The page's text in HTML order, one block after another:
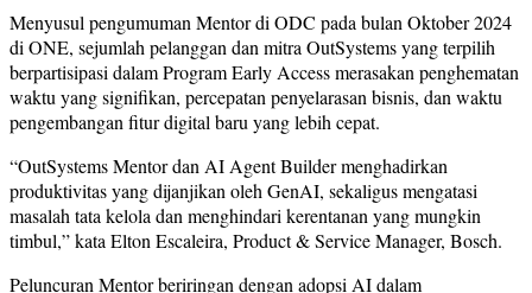
Menyusul pengumuman Mentor di ODC pada bulan Oktober 2024
di ONE, sejumlah pelanggan dan mitra OutSystems yang terpilih
berpartisipasi dalam Program Early Access merasakan penghematan
waktu yang signifikan, percepatan penyelarasan bisnis, dan waktu
pengembangan fitur digital baru yang lebih cepat.
“OutSystems Mentor dan AI Agent Builder menghadirkan
produktivitas yang dijanjikan oleh GenAI, sekaligus mengatasi
masalah tata kelola dan menghindari kerentanan yang mungkin
timbul,” kata Elton Escaleira, Product & Service Manager, Bosch.
Peluncuran Mentor beriringan dengan adopsi AI dalam